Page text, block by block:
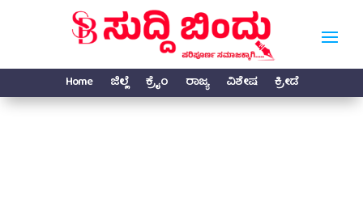
Home ಜಿಲ್ಲೆ ಕ್ರೈಂ ರಾಜ್ಯ ವಿಶೇಷ ಕ್ರೀಡೆ